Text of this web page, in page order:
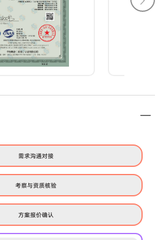
需求沟通对接
考察与资质核验
方案报价确认